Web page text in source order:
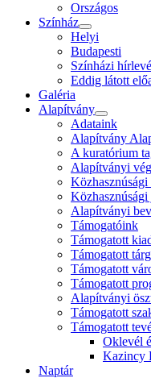
Országos
Színház
Helyi
Budapesti
Színházi
Eddig látott
Galéria
Alapítvány
Adataink
Alapítvány
A kuratórium
Alapítványi
Közhasznúsági
Közhasznúsági
Alapítványi
Támogatóink
Támogatott
Támogatott
Támogatott
Támogatott
Alapítványi
Támogatott
Támogatott
Oklevél
Kazincy
Naptár